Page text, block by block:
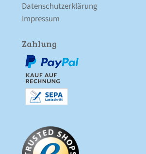
Datenschutz­erklärung
Impressum
Zahlung